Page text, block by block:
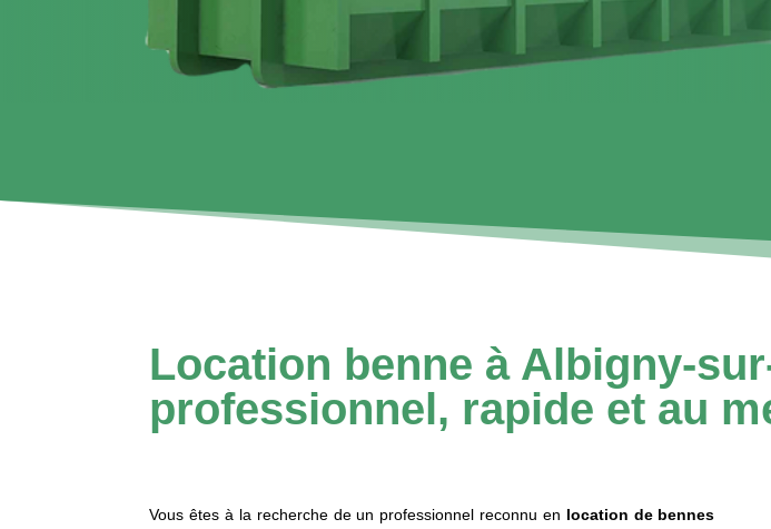
Location benne à Albigny-
professionnel, rapide et au
Vous êtes à la recherche de un professionnel reconnu en location de bennes